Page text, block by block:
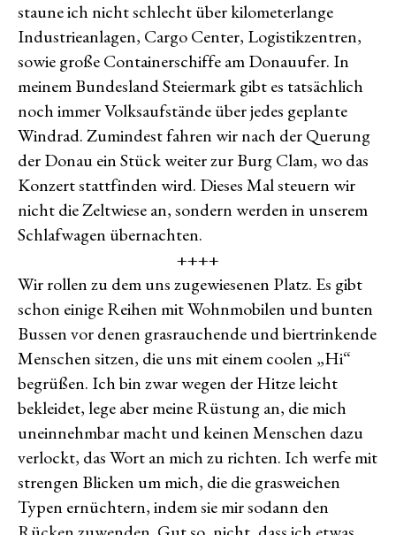
staune ich nicht schlecht über kilometerlange
Industrieanlagen, Cargo Center, Logistikzentren,
sowie große Containerschiffe am Donauufer. In
meinem Bundesland Steiermark gibt es tatsächlich
noch immer Volksaufstände über jedes geplante
Windrad. Zumindest fahren wir nach der Querung
der Donau ein Stück weiter zur Burg Clam, wo das
Konzert stattfinden wird. Dieses Mal steuern wir
nicht die Zeltwiese an, sondern werden in unserem
Schlafwagen übernachten.
++++
Wir rollen zu dem uns zugewiesenen Platz. Es gibt
schon einige Reihen mit Wohnmobilen und bunten
Bussen vor denen grasrauchende und biertrinkende
Menschen sitzen, die uns mit einem coolen „Hi“
begrüßen. Ich bin zwar wegen der Hitze leicht
bekleidet, lege aber meine Rüstung an, die mich
uneinnehmbar macht und keinen Menschen dazu
verlockt, das Wort an mich zu richten. Ich werfe mit
strengen Blicken um mich, die die grasweichen
Typen ernüchtern, indem sie mir sodann den